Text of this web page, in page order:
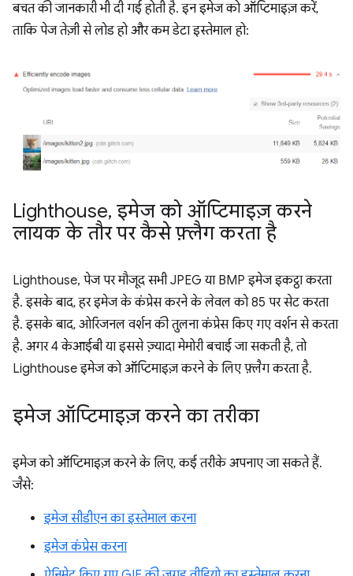
बचत की जानकारी भी दी गई होती है. इन इमेज को ऑप्टिमाइज़ करें,
ताकि पेज तेज़ी से लोड हो और कम डेटा इस्तेमाल हो:
Lighthouse, इमेज को ऑप्टिमाइज़ करने
लायक के तौर पर कैसे फ़्लैग करता है
Lighthouse, पेज पर मौजूद सभी JPEG या BMP इमेज इकट्ठा करता
है. इसके बाद, हर इमेज के कंप्रेस करने के लेवल को 85 पर सेट करता
है. इसके बाद, ओरिजनल वर्शन की तुलना कंप्रेस किए गए वर्शन से करता
है. अगर 4 केआईबी या इससे ज़्यादा मेमोरी बचाई जा सकती है, तो
Lighthouse इमेज को ऑप्टिमाइज़ करने के लिए फ़्लैग करता है.
इमेज ऑप्टिमाइज़ करने का तरीका
इमेज को ऑप्टिमाइज़ करने के लिए, कई तरीके अपनाए जा सकते हैं.
जैसे:
इमेज सीडीएन का इस्तेमाल करना
इमेज कंप्रेस करना